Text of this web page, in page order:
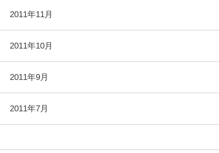
2011年11月
2011年10月
2011年9月
2011年7月